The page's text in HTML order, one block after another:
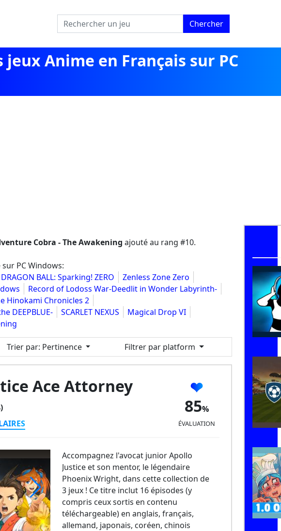
Chercher
Anime en Français sur PC
Cobra - The Awakening ajouté au rang #10.
PC Windows:
DRAGON BALL: Sparking! ZERO
Zenless Zone Zero
Record of Lodoss War-Deedlit in Wonder Labyrinth-
Hinokami Chronicles 2
DEEPBLUE-
SCARLET NEXUS
Magical Drop VI
Trier par: Pertinence Filtrer par platform
Ace Attorney
85
ÉVALUATION
Apollo Justice Ace Attorney Trilogy
Accompagnez l'avocat junior Apollo
Justice et son mentor, le légendaire
Phoenix Wright, dans cette collection de
3 jeux ! Ce titre inclut 16 épisodes (y
compris ceux sortis en contenu
téléchargeable) en anglais, français,
allemand, japonais, coréen, chinois